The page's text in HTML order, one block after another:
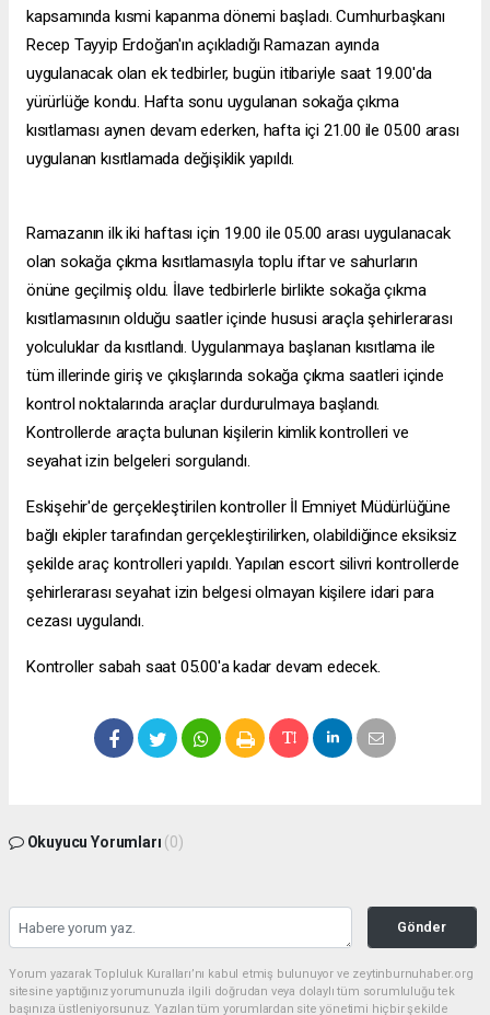
kapsamında kısmi kapanma dönemi başladı. Cumhurbaşkanı
Recep Tayyip Erdoğan'ın açıkladığı Ramazan ayında
uygulanacak olan ek tedbirler, bugün itibariyle saat 19.00'da
yürürlüğe kondu. Hafta sonu uygulanan sokağa çıkma
kısıtlaması aynen devam ederken, hafta içi 21.00 ile 05.00 arası
uygulanan kısıtlamada değişiklik yapıldı.
Ramazanın ilk iki haftası için 19.00 ile 05.00 arası uygulanacak
olan sokağa çıkma kısıtlamasıyla toplu iftar ve sahurların
önüne geçilmiş oldu. İlave tedbirlerle birlikte sokağa çıkma
kısıtlamasının olduğu saatler içinde hususi araçla şehirlerarası
yolculuklar da kısıtlandı. Uygulanmaya başlanan kısıtlama ile
tüm illerinde giriş ve çıkışlarında sokağa çıkma saatleri içinde
kontrol noktalarında araçlar durdurulmaya başlandı.
Kontrollerde araçta bulunan kişilerin kimlik kontrolleri ve
seyahat izin belgeleri sorgulandı.
Eskişehir'de gerçekleştirilen kontroller İl Emniyet Müdürlüğüne
bağlı ekipler tarafından gerçekleştirilirken, olabildiğince eksiksiz
şekilde araç kontrolleri yapıldı. Yapılan escort silivri kontrollerde
şehirlerarası seyahat izin belgesi olmayan kişilere idari para
cezası uygulandı.
Kontroller sabah saat 05.00'a kadar devam edecek.
Okuyucu Yorumları (0)
Gönder
Yorum yazarak Topluluk Kuralları’nı kabul etmiş bulunuyor ve zeytinburnuhaber.org
sitesine yaptığınız yorumunuzla ilgili doğrudan veya dolaylı tüm sorumluluğu tek
başınıza üstleniyorsunuz. Yazılan tüm yorumlardan site yönetimi hiçbir şekilde